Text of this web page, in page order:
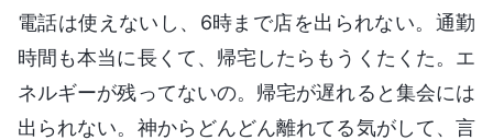
電話は使えないし、6時まで店を出られない。通勤
時間も本当に長くて、帰宅したらもうくたくた。エ
ネルギーが残ってないの。帰宅が遅れると集会には
出られない。神からどんどん離れてる気がして、言